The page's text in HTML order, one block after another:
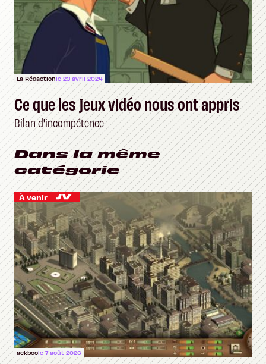
La Rédactionle 23 avril 2024
Ce que les jeux vidéo nous ont appris
Bilan d'incompétence
Dans la même
catégorie
À venir
ackboole 7 août 2026